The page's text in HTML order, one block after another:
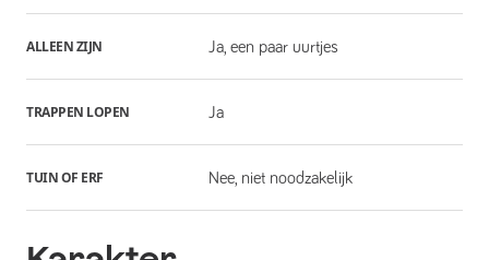
ALLEEN ZIJN Ja, een paar uurtjes
TRAPPEN LOPEN Ja
TUIN OF ERF Nee, niet noodzakelijk